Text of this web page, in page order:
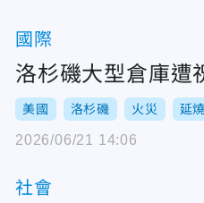
國際
洛杉磯大型倉庫
美國 洛杉磯 火災 延燒
2026/06/21 14:06
社會